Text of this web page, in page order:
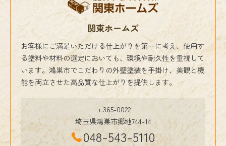
関東ホームズ
お客様にご満足いただける仕上がりを第一に考え、使用す
る塗料や材料の選定においても、環境や耐久性を重視して
います。鴻巣市でこだわりの外壁塗装を手掛け、美観と機
能を両立させた高品質な仕上がりを提供します。
〒365-0022
埼玉県鴻巣市郷地744-14
048-543-5110